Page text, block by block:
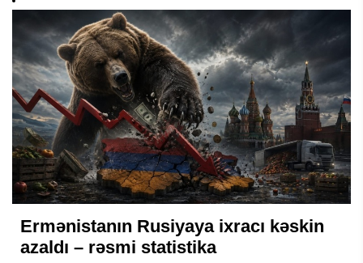
Ermənistanın Rusiyaya ixracı kəskin
azaldı – rəsmi statistika